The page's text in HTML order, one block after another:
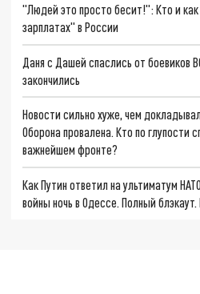
"Людей это просто бесит!": Кто и
зарплатах" в России
Даня с Дашей спаслись от боевиков
закончились
Новости сильно хуже, чем
Оборона провалена. Кто по глупости
важнейшем фронте?
Как Путин ответил на ультиматум
войны ночь в Одессе. Полный